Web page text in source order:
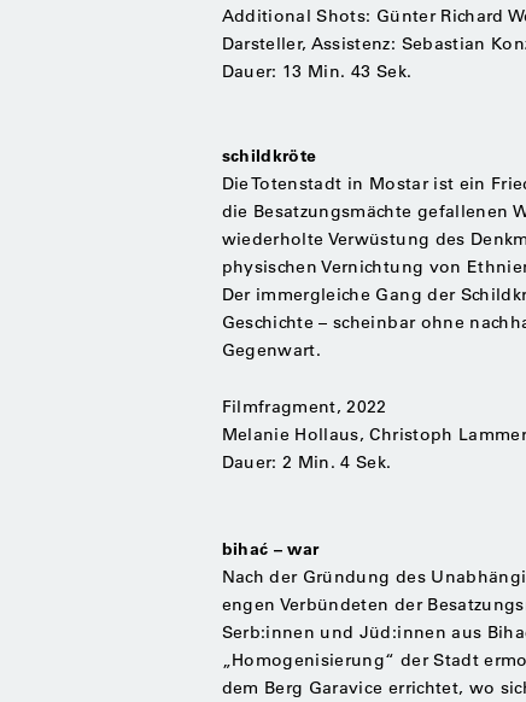
Additional Shots: Günter Richard
Darsteller, Assistenz: Sebastian
Dauer: 13 Min. 43 Sek.
schildkröte
Die Totenstadt in Mostar ist ein
die Besatzungsmächte gefallenen
wiederholte Verwüstung des
physischen Vernichtung von
Der immergleiche Gang der
Geschichte – scheinbar ohne
Gegenwart.
Filmfragment, 2022
Melanie Hollaus, Christoph
Dauer: 2 Min. 4 Sek.
bihać – war
Nach der Gründung des
engen Verbündeten der
Serb:innen und Jüd:innen aus
„Homogenisierung“ der Stadt
dem Berg Garavice errichtet, wo